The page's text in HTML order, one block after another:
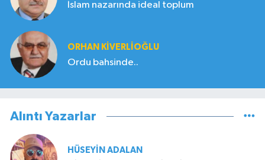
İslam nazarında ideal toplum
ORHAN KIVERLIOĞLU
Ordu bahsinde..
Alıntı Yazarlar
HÜSEYIN ADALAN